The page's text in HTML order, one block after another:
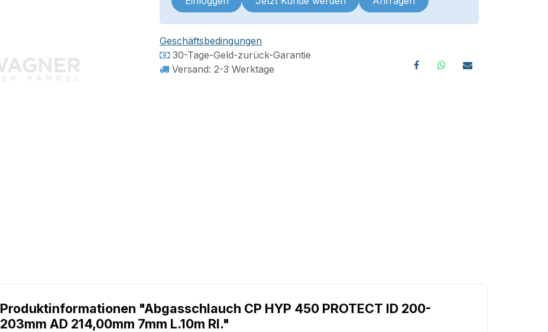
Geschäftsbedingungen
30-Tage-Geld-zurück-Garantie
Versand: 2-3 Werktage
Produktinformationen "Abgasschlauch CP HYP 450 PROTECT ID 200-
203mm AD 214,00mm 7mm L.10m Rl."